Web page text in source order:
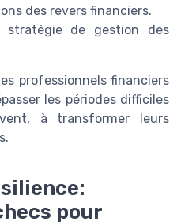
des revers financiers.
stratégie de gestion des
professionnels financiers
les périodes difficiles
à transformer leurs
pour